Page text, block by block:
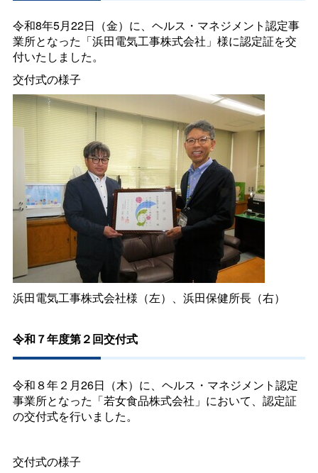
令和8年5月22日（金）に、ヘルス・マネジメント認定事
業所となった「浜田電気工事株式会社」様に認定証を交
付いたしました。
交付式の様子
浜田電気工事株式会社様（左）、浜田保健所長（右）
令和７年度第２回交付式
令和８年２月26日（木）に、ヘルス・マネジメント認定
事業所となった「若女食品株式会社」において、認定証
の交付式を行いました。
交付式の様子